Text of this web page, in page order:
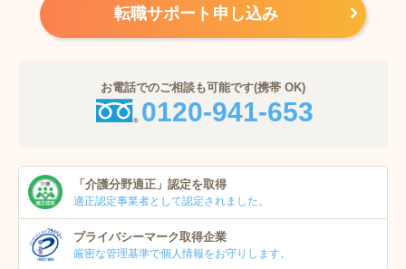
転職サポート申し込み
お電話でのご相談も可能です(携帯 OK)
0120-941-653
「介護分野適正」 認定を取得
適正認定事業者として認定されました。
プライバシーマーク取得企業
厳密な管理基準で個人情報をお守りします。